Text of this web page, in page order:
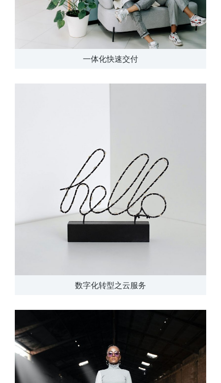
一体化快速交付
数字化转型之云服务